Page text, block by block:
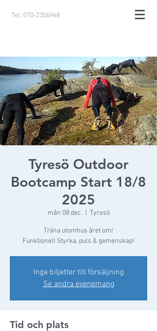
Tel: 070-2356948
Tyresö Outdoor
Bootcamp Start 18/8
2025
mån 08 dec. Tyresö
Träna utomhus året om!
Funktionell Styrka, puls & gemenskap!
Inga biljetter till försäljning
Se andra evenemang
Tid och plats